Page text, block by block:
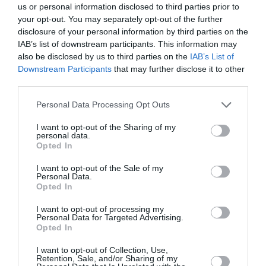
us or personal information disclosed to third parties prior to
your opt-out. You may separately opt-out of the further
disclosure of your personal information by third parties on the
IAB’s list of downstream participants. This information may
also be disclosed by us to third parties on the IAB’s List of
Downstream Participants that may further disclose it to other
Personal Data Processing Opt Outs
I want to opt-out of the Sharing of my
personal data.
Opted In
I want to opt-out of the Sale of my
Personal Data.
Opted In
I want to opt-out of processing my
Personal Data for Targeted Advertising.
Opted In
I want to opt-out of Collection, Use,
Retention, Sale, and/or Sharing of my
Investigațiile au fost, de asemenea, efectuate prin
analiza imaginilor din sistemele de supraveghere
video, făcând posibilă compunerea unui cadru
probatoriu impresionante împotriva celor cinci
destinatari ai detenției, precum și a altor doi membri
Como pentru infracțiuni de același tip.
Tocmai ultima spargere din Italia, care a avut loc la
începutul lunii octombrie, a făcut necesar mandatul
de arestare: în ultimele zile, banda efectuase deja
inspecții și se pregătea să comită noi infracțiuni și
percheziției apartamentului din Montecatini Terme,